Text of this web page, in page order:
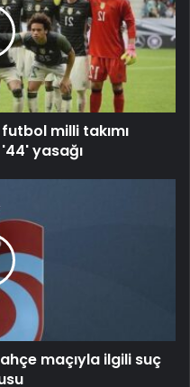
milli takımı
yasağı
maçıyla ilgili suç